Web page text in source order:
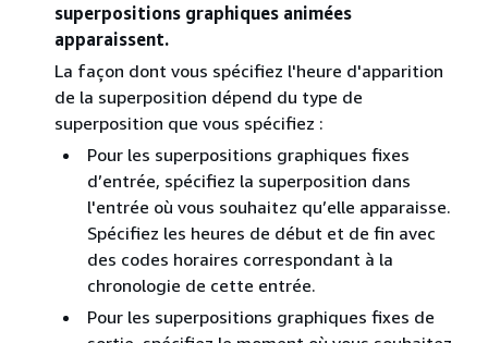
superpositions graphiques animées
apparaissent.
La façon dont vous spécifiez l'heure d'apparition
de la superposition dépend du type de
superposition que vous spécifiez :
Pour les superpositions graphiques fixes
d’entrée, spécifiez la superposition dans
l'entrée où vous souhaitez qu’elle apparaisse.
Spécifiez les heures de début et de fin avec
des codes horaires correspondant à la
chronologie de cette entrée.
Pour les superpositions graphiques fixes de